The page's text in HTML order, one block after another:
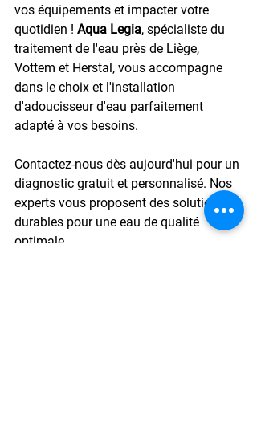
vos équipements et impacter votre
quotidien ! Aqua Legia, spécialiste du
traitement de l'eau près de Liège,
Vottem et Herstal, vous accompagne
dans le choix et l'installation
d'adoucisseur d'eau parfaitement
adapté à vos besoins.
Contactez-nous dès aujourd'hui pour un
diagnostic gratuit et personnalisé. Nos
experts vous proposent des solutions
durables pour une eau de qualité
optimale.